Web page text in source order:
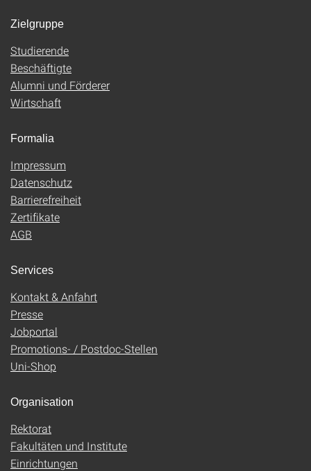
Zielgruppe
Studierende
Beschäftigte
Alumni und Förderer
Wirtschaft
Formalia
Impressum
Datenschutz
Barrierefreiheit
Zertifikate
AGB
Services
Kontakt & Anfahrt
Presse
Jobportal
Promotions- / Postdoc-Stellen
Uni-Shop
Organisation
Rektorat
Fakultäten und Institute
Einrichtungen